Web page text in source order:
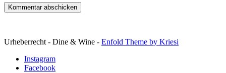
Urheberrecht - Dine & Wine - Enfold Theme by Kriesi
Instagram
Facebook